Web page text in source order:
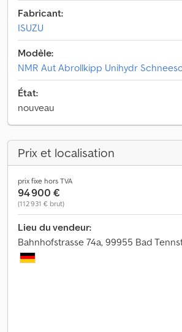
Fabricant:
ISUZU
Modèle:
NMR Aut Abrollkipp Unihydr
État:
nouveau
Prix et localisation
prix fixe hors TVA
94 900 €
(112 931 € brut)
Lieu du vendeur:
Bahnhofstrasse 74a, 99955 Bad